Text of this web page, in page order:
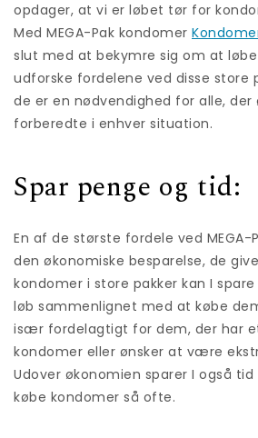
opdager, at vi er løbet tør for
Med MEGA-Pak kondomer
slut med at bekymre sig om at løbe
udforske fordelene ved disse store
de er en nødvendighed for alle,
forberedte i enhver situation.
Spar penge og tid:
En af de største fordele ved MEGA-
den økonomiske besparelse, de
kondomer i store pakker kan I
løb sammenlignet med at købe
især fordelagtigt for dem, der har
kondomer eller ønsker at være
Udover økonomien sparer I også tid
købe kondomer så ofte.